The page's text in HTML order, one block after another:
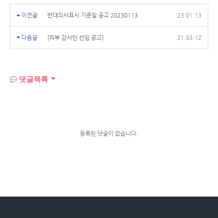
이전글 반대의사표시 기준일 공고 20230113 23.01.13
다음글 [외부 감사인 선임 공고] 21.03.12
댓글목록
등록된 댓글이 없습니다.